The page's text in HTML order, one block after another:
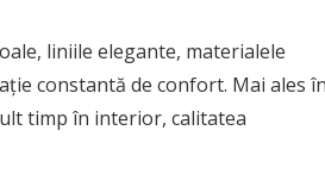
liniile elegante, materialele
constantă de confort. Mai ales
timp în interior, calitatea